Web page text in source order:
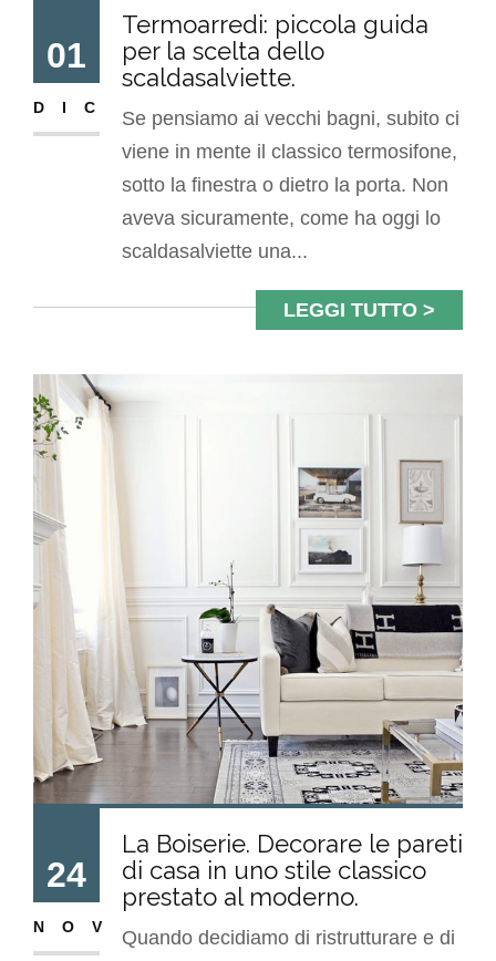
01
DIC
Termoarredi: piccola guida
per la scelta dello
scaldasalviette.
Se pensiamo ai vecchi bagni, subito ci
viene in mente il classico termosifone,
sotto la finestra o dietro la porta. Non
aveva sicuramente, come ha oggi lo
scaldasalviette una...
LEGGI TUTTO >
24
NOV
La Boiserie. Decorare le pareti
di casa in uno stile classico
prestato al moderno.
Quando decidiamo di ristrutturare e di